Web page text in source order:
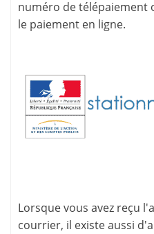
numéro de télépaiement
le paiement en ligne.
Lorsque vous avez reçu
courrier, il existe aussi d'